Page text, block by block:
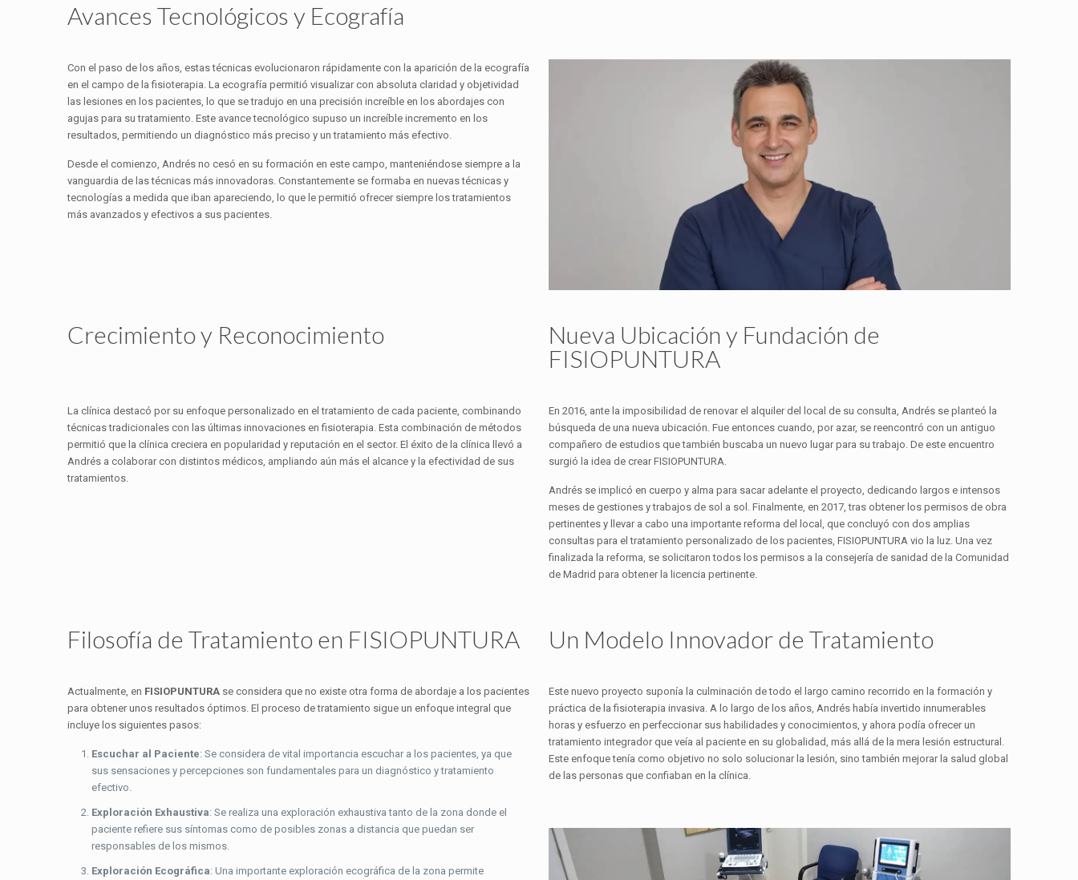
Avances Tecnológicos y Ecografía
Con el paso de los años, estas técnicas evolucionaron rápidamente con la aparición de la ecografía
en el campo de la fisioterapia. La ecografía permitió visualizar con absoluta claridad y objetividad
las lesiones en los pacientes, lo que se tradujo en una precisión increíble en los abordajes con
agujas para su tratamiento. Este avance tecnológico supuso un increíble incremento en los
resultados, permitiendo un diagnóstico más preciso y un tratamiento más efectivo.
Desde el comienzo, Andrés no cesó en su formación en este campo, manteniéndose siempre a la
vanguardia de las técnicas más innovadoras. Constantemente se formaba en nuevas técnicas y
tecnologías a medida que iban apareciendo, lo que le permitió ofrecer siempre los tratamientos
más avanzados y efectivos a sus pacientes.
Crecimiento y Reconocimiento
Nueva Ubicación y Fundación de
FISIOPUNTURA
La clínica destacó por su enfoque personalizado en el tratamiento de cada paciente, combinando
técnicas tradicionales con las últimas innovaciones en fisioterapia. Esta combinación de métodos
permitió que la clínica creciera en popularidad y reputación en el sector. El éxito de la clínica llevó a
Andrés a colaborar con distintos médicos, ampliando aún más el alcance y la efectividad de sus
tratamientos.
En 2016, ante la imposibilidad de renovar el alquiler del local de su consulta, Andrés se planteó la
búsqueda de una nueva ubicación. Fue entonces cuando, por azar, se reencontró con un antiguo
compañero de estudios que también buscaba un nuevo lugar para su trabajo. De este encuentro
surgió la idea de crear FISIOPUNTURA.
Andrés se implicó en cuerpo y alma para sacar adelante el proyecto, dedicando largos e intensos
meses de gestiones y trabajos de sol a sol. Finalmente, en 2017, tras obtener los permisos de obra
pertinentes y llevar a cabo una importante reforma del local, que concluyó con dos amplias
consultas para el tratamiento personalizado de los pacientes, FISIOPUNTURA vio la luz. Una vez
finalizada la reforma, se solicitaron todos los permisos a la consejería de sanidad de la Comunidad
de Madrid para obtener la licencia pertinente.
Filosofía de Tratamiento en FISIOPUNTURA Un Modelo Innovador de Tratamiento
Actualmente, en FISIOPUNTURA se considera que no existe otra forma de abordaje a los pacientes
para obtener unos resultados óptimos. El proceso de tratamiento sigue un enfoque integral que
incluye los siguientes pasos:
Escuchar al Paciente: Se considera de vital importancia escuchar a los pacientes, ya que
sus sensaciones y percepciones son fundamentales para un diagnóstico y tratamiento
efectivo.
Exploración Exhaustiva: Se realiza una exploración exhaustiva tanto de la zona donde el
paciente refiere sus síntomas como de posibles zonas a distancia que puedan ser
responsables de los mismos.
Exploración Ecográfica: Una importante exploración ecográfica de la zona permite
Este nuevo proyecto suponía la culminación de todo el largo camino recorrido en la formación y
práctica de la fisioterapia invasiva. A lo largo de los años, Andrés había invertido innumerables
horas y esfuerzo en perfeccionar sus habilidades y conocimientos, y ahora podía ofrecer un
tratamiento integrador que veía al paciente en su globalidad, más allá de la mera lesión estructural.
Este enfoque tenía como objetivo no solo solucionar la lesión, sino también mejorar la salud global
de las personas que confiaban en la clínica.